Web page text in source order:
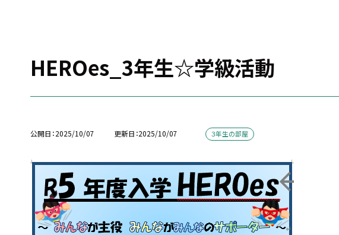
HEROes_3年生☆学級活動
公開日 2025/10/07 更新日 2025/10/07 ３年生の部屋